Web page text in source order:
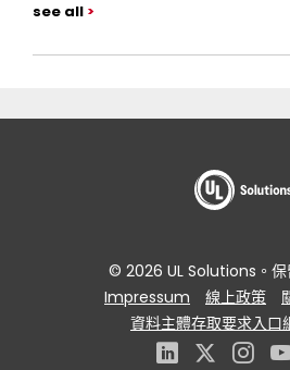
see all
© 2026 UL Solutions。保
Impressum
線上政策
資料主體存取要求入口